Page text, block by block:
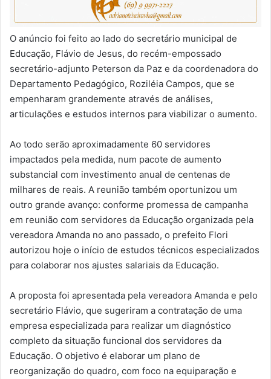
O anúncio foi feito ao lado do secretário municipal de
Educação, Flávio de Jesus, do recém-empossado
secretário-adjunto Peterson da Paz e da coordenadora do
Departamento Pedagógico, Roziléia Campos, que se
empenharam grandemente através de análises,
articulações e estudos internos para viabilizar o aumento.
Ao todo serão aproximadamente 60 servidores
impactados pela medida, num pacote de aumento
substancial com investimento anual de centenas de
milhares de reais. A reunião também oportunizou um
outro grande avanço: conforme promessa de campanha
em reunião com servidores da Educação organizada pela
vereadora Amanda no ano passado, o prefeito Flori
autorizou hoje o início de estudos técnicos especializados
para colaborar nos ajustes salariais da Educação.
A proposta foi apresentada pela vereadora Amanda e pelo
secretário Flávio, que sugeriram a contratação de uma
empresa especializada para realizar um diagnóstico
completo da situação funcional dos servidores da
Educação. O objetivo é elaborar um plano de
reorganização do quadro, com foco na equiparação e